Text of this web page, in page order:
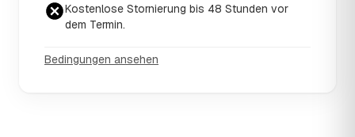
Kostenlose Stornierung bis 48 Stunden vor
dem Termin.
Bedingungen ansehen